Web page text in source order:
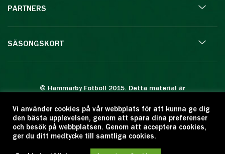
PARTNERS
SÄSONGSKORT
© Hammarby Fotboll 2015. Detta material är
Eftertryck eller annan kopiering är förbjuden.
Citera oss gärna men ange källan:
www.hammarbyfotboll.se. Ansvarig utgivare:
Love Gustafsson.
Vi använder cookies på vår webbplats för att kunna ge dig
den bästa upplevelsen, genom att spara dina preferenser
och besök på webbplatsen. Genom att acceptera cookies,
ger du ditt medtycke till samtliga cookies.